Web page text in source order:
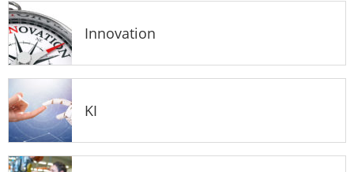
Innovation
KI